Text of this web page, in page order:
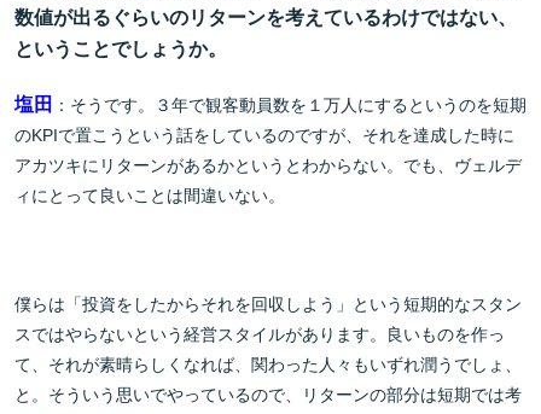
数値が出るぐらいのリターンを考えているわけではない、
ということでしょうか。
塩田 ：そうです。３年で観客動員数を１万人にするというのを短期
のKPIで置こうという話をしているのですが、それを達成した時に
アカツキにリターンがあるかというとわからない。でも、ヴェルデ
ィにとって良いことは間違いない。
僕らは「投資をしたからそれを回収しよう」という短期的なスタン
スではやらないという経営スタイルがあります。良いものを作っ
て、それが素晴らしくなれば、関わった人々もいずれ潤うでしょ、
と。そういう思いでやっているので、リターンの部分は短期では考